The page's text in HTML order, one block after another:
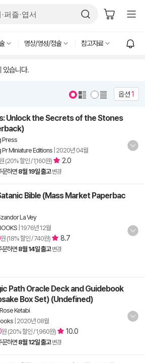
명상/영성/점술 참고자료
있습니다.
옵션1
Unlock the Secrets of the Stones
Press
Pr Miniature Editions 2020년 04월
(20% 할인 / 1,160원) 2.0
문하면 8월 19일 출고 변경
Bible (Mass Market Paperbac
La Vey
1976년 12월
원 (18% 할인 / 740원) 8.7
문하면 8월 14일 출고 변경
Path Oracle Deck and Guidebook
Box Set) (Undefined)
Ketabi
2020년 08월
원 (20% 할인 / 1,960원) 10.0
문하면 8월 12일 출고 변경